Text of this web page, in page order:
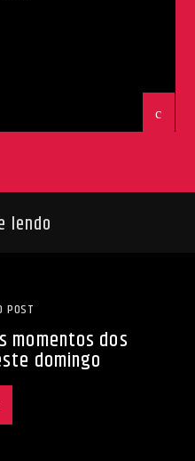
lendo
POST
momentos dos
domingo